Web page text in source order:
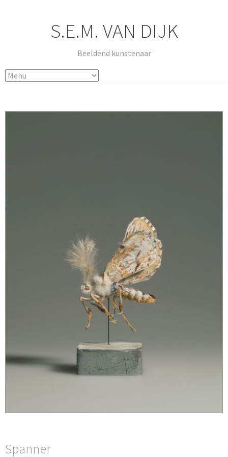
S.E.M. VAN DIJK
Beeldend kunstenaar
Spanner